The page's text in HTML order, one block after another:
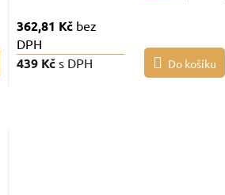
362,81 Kč bez
DPH
439 Kč s DPH Do košíku